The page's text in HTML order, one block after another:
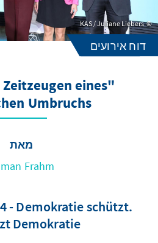
KAS / Juliane Liebers
דוח אירועים
Zeitzeugen eines
Umbruchs"
מאת
Frahm
- Demokratie schützt.
Demokratie.